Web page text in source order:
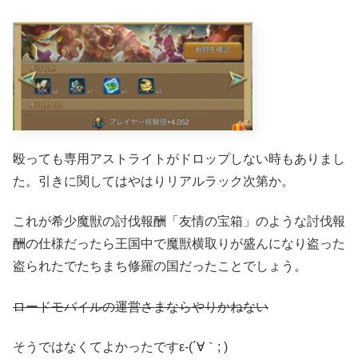
殴っても専用アストライトがドロップしない時もありまし
た。引きに関してはやはりリアルラック次第か。
これが希少魔獣の討伐報酬「友情の宝箱」のような討伐報
酬の仕様だったら王国中で魔獣横取りが盛んになり盗った
盗られたでたちまち修羅の国だったことでしょう。
ロードモバイルの運営さまならやりかねない
そうではなくてよかったですε-(´∀｀; )